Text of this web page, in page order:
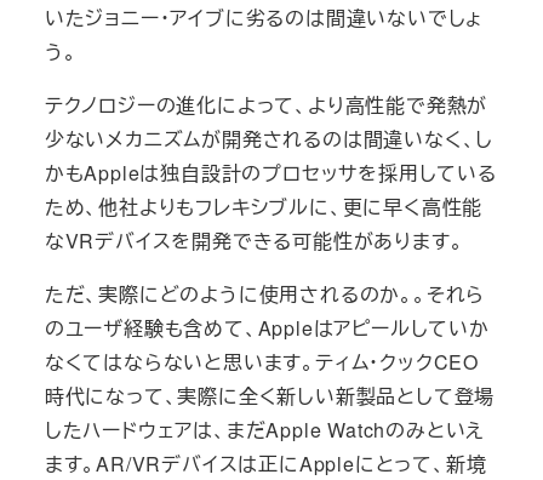
いたジョニー・アイブに劣るのは間違いないでしょ
う。
テクノロジーの進化によって、より高性能で発熱が
少ないメカニズムが開発されるのは間違いなく、し
かもAppleは独自設計のプロセッサを採用している
ため、他社よりもフレキシブルに、更に早く高性能
なVRデバイスを開発できる可能性があります。
ただ、実際にどのように使用されるのか。。それら
のユーザ経験も含めて、Appleはアピールしていか
なくてはならないと思います。ティム・クックCEO
時代になって、実際に全く新しい新製品として登場
したハードウェアは、まだApple Watchのみといえ
ます。AR/VRデバイスは正にAppleにとって、新境